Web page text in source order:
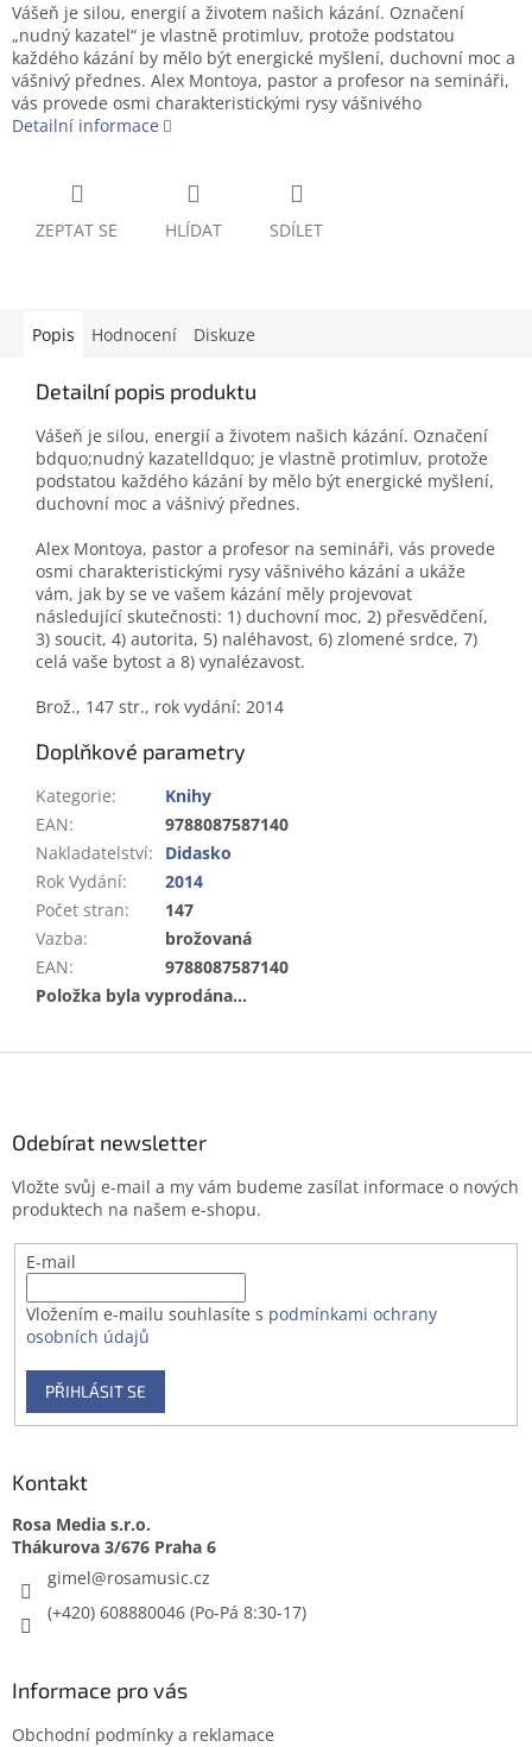
Vášeň je silou, energií a životem našich kázání. Označení
„nudný kazatel“ je vlastně protimluv, protože podstatou
každého kázání by mělo být energické myšlení, duchovní moc a
vášnivý přednes. Alex Montoya, pastor a profesor na semináři,
vás provede osmi charakteristickými rysy vášnivého
Detailní informace
ZEPTAT SE HLÍDAT SDÍLET
Popis Hodnocení Diskuze
Detailní popis produktu
Vášeň je silou, energií a životem našich kázání. Označení
bdquo;nudný kazatelldquo; je vlastně protimluv, protože
podstatou každého kázání by mělo být energické myšlení,
duchovní moc a vášnivý přednes.
Alex Montoya, pastor a profesor na semináři, vás provede
osmi charakteristickými rysy vášnivého kázání a ukáže
vám, jak by se ve vašem kázání měly projevovat
následující skutečnosti: 1) duchovní moc, 2) přesvědčení,
3) soucit, 4) autorita, 5) naléhavost, 6) zlomené srdce, 7)
celá vaše bytost a 8) vynalézavost.
Brož., 147 str., rok vydání: 2014
Doplňkové parametry
Kategorie:
Knihy
EAN:
9788087587140
Nakladatelství:
Didasko
Rok Vydání:
2014
Počet stran:
147
Vazba:
brožovaná
EAN:
9788087587140
Položka byla vyprodána…
Odebírat newsletter
Vložte svůj e-mail a my vám budeme zasílat informace o nových
produktech na našem e-shopu.
E-mail
Vložením e-mailu souhlasíte s podmínkami ochrany
osobních údajů
PŘIHLÁSIT SE
Kontakt
Rosa Media s.r.o.
gimel@rosamusic.cz
(+420) 608880046
Informace pro vás
Obchodní podmínky a reklamace